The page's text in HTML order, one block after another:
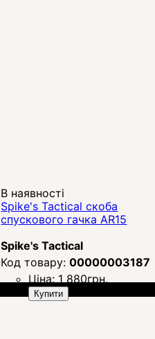
В наявності
Spike's Tactical скоба
спускового гачка AR15
Spike's Tactical
00000003187
Ціна:1 880грн.
Купити